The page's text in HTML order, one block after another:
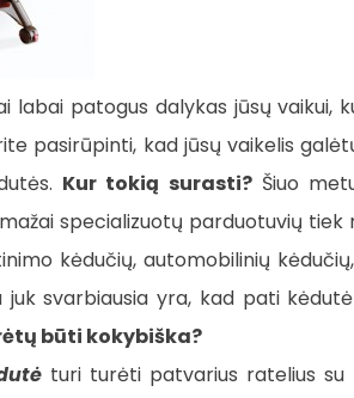
labai patogus dalykas jūsų vaikui,
pasirūpinti, kad jūsų vaikelis
Kur tokią surasti?Šiuo
specializuotų parduotuvių
kėdučių, automobilinių
juk svarbiausia yra, kad pati
būti kokybiška?
turi turėti patvarius ratelius su